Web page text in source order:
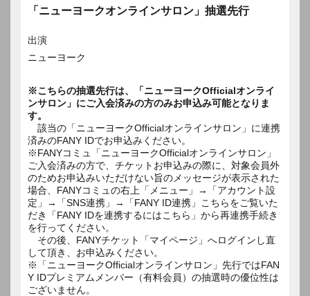
「ニューヨークオンラインサロン」抽選先行
出演
ニューヨーク
※こちらの抽選先行は、「ニューヨークOfficialオンライ
ンサロン」にご入会済みの方のみお申込み可能となりま
す。
該当の「ニューヨークOfficialオンラインサロン」に連携
済みのFANY IDでお申込みください。
※FANYコミュ「ニューヨークOfficialオンラインサロン」
ご入会済みの方で、チケットお申込みの際に、対象会員外
のためお申込みいただけない旨のメッセージが表示された
場合、FANYコミュの右上「メニュー」→「アカウント設
定」→「SNS連携」→「FANY ID連携」こちらをご覧いた
だき「FANY IDを連携するにはこちら」から再連携手続き
を行ってください。
その後、FANYチケット「マイページ」へログインし直
して頂き、お申込みください。
※「ニューヨークOfficialオンラインサロン」先行ではFAN
Y IDプレミアムメンバー（有料会員）の抽選時の優位性は
ございません。